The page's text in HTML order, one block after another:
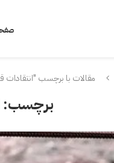
مقالات با برچسب "انتقادات
برچسب: